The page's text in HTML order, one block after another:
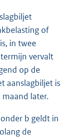
of
in twee
vervalt
op de
aanslagbiljet is
later.
b geldt in
de